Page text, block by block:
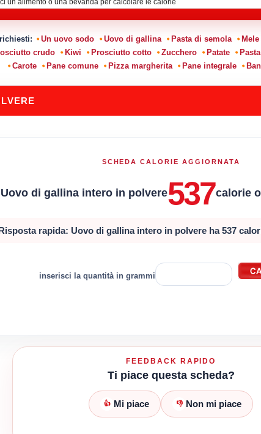
Un uovo sodo Uovo di gallina Pasta di semola Mele
crudo
Kiwi Prosciutto cotto Zucchero Patate
Carote
Pane comune Pizza margherita Pane integrale
SCHEDA CALORIE AGGIORNATA
Uovo di gallina intero in polvere537calorie
rapida: Uovo di gallina intero in polvere ha 537
inserisci la quantità in grammi
FEEDBACK RAPIDO
Ti piace questa scheda?
👍 Mi piace 👎 Non mi piace